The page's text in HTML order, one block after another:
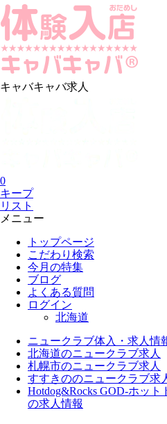
キャバキャバ求人
0
キープ
リスト
メニュー
トップページ
こだわり検索
今月の特集
ブログ
よくある質問
ログイン
北海道
ニュークラブ体入・求人情
北海道のニュークラブ求人
札幌市のニュークラブ求人
すすきののニュークラブ求
Hotdog&Rocks GOD-ホッ
の求人情報